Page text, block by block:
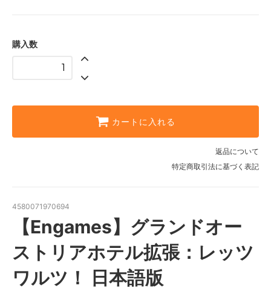
購入数
カートに入れる
返品について
特定商取引法に基づく表記
4580071970694
【Engames】グランドオー
ストリアホテル拡張：レッツ
ワルツ！ 日本語版